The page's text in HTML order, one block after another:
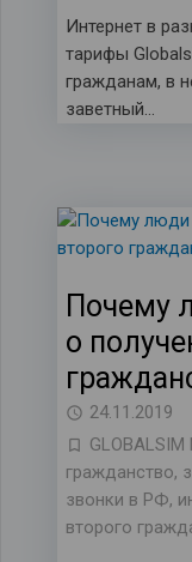
Интернет в
тарифы
гражданам, в
заветный…
Почему
о
24.11.2019
GLOBALSIM
гражданство,
звонки в РФ,
второго